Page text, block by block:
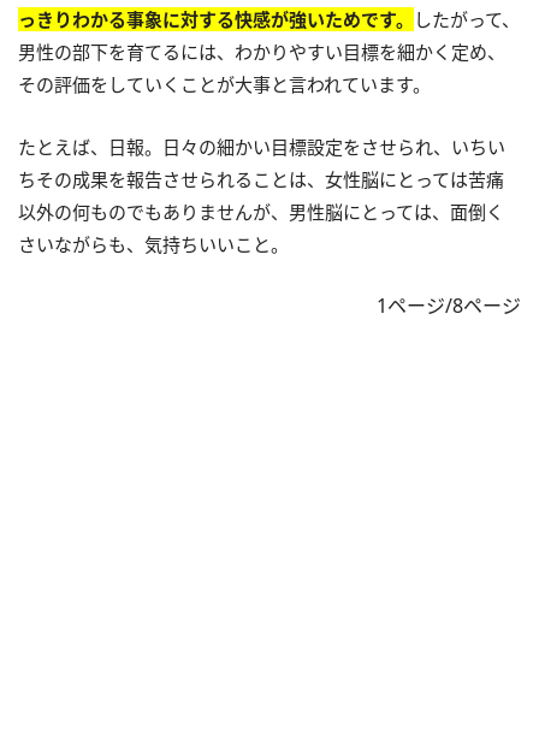
っきりわかる事象に対する快感が強いためです。
したがって、
男性の部下を育てるには、わかりやすい目標を細かく定め、
その評価をしていくことが大事と言われています。
たとえば、日報。日々の細かい目標設定をさせられ、いちい
ちその成果を報告させられることは、女性脳にとっては苦痛
以外の何ものでもありませんが、男性脳にとっては、面倒く
さいながらも、気持ちいいこと。
1ページ/8ページ